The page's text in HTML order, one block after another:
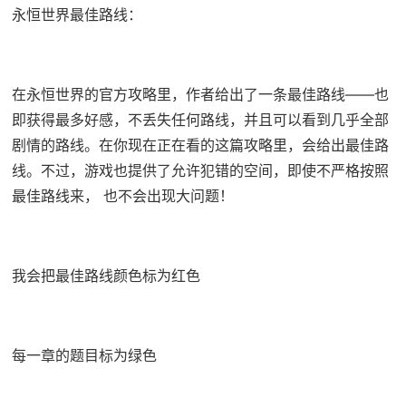
永恒世界最佳路线：
在永恒世界的官方攻略里，作者给出了一条最佳路线——也
即获得最多好感，不丢失任何路线，并且可以看到几乎全部
剧情的路线。在你现在正在看的这篇攻略里，会给出最佳路
线。不过，游戏也提供了允许犯错的空间，即使不严格按照
最佳路线来， 也不会出现大问题！
我会把最佳路线颜色标为红色
每一章的题目标为绿色